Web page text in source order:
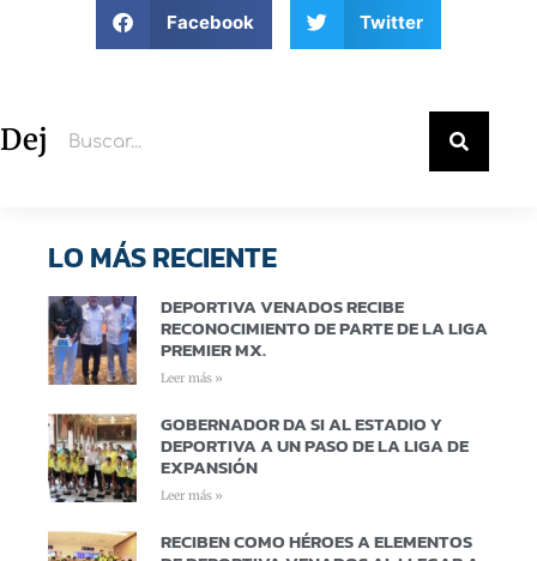
Facebook Twitter
Deja un comentario
LO MÁS RECIENTE
DEPORTIVA VENADOS RECIBE
RECONOCIMIENTO DE PARTE DE LA LIGA
PREMIER MX.
Leer más »
GOBERNADOR DA SI AL ESTADIO Y
DEPORTIVA A UN PASO DE LA LIGA DE
EXPANSIÓN
Leer más »
RECIBEN COMO HÉROES A ELEMENTOS